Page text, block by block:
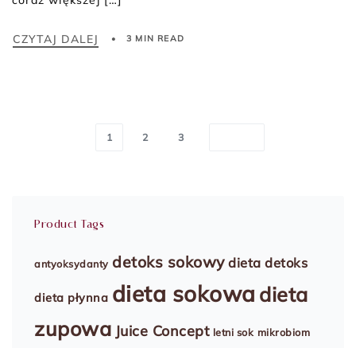
CZYTAJ DALEJ 3 MIN READ
1 2 3
Product Tags
antyoksydanty detoks sokowy dieta detoks
dieta płynna dieta sokowa dieta
zupowa Juice Concept letni sok mikrobiom